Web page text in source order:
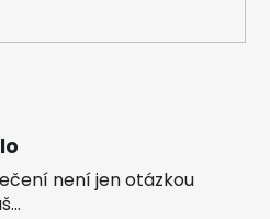
není jen otázkou